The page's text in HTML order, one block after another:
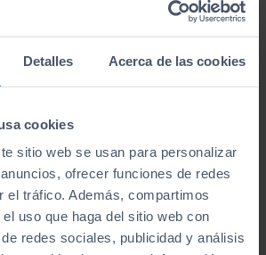
Detalles Acerca de las cookies
cookies
sitio web se usan para personalizar
ofrecer funciones de redes
el tráfico. Además, compartimos
uso que haga del sitio web con
redes sociales, publicidad y análisis
dispone de una garantía de12
a domicilio
te lo llevamos a casa
lo tendrás en tus manos.